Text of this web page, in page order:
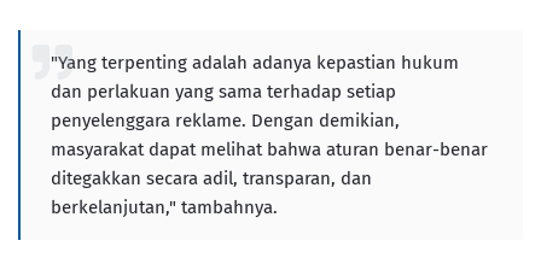
"Yang terpenting adalah adanya kepastian hukum
dan perlakuan yang sama terhadap setiap
penyelenggara reklame. Dengan demikian,
masyarakat dapat melihat bahwa aturan benar-benar
ditegakkan secara adil, transparan, dan
berkelanjutan," tambahnya.